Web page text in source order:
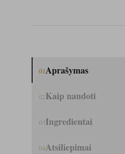
01Aprašymas
02Kaip naudoti
03Ingredientai
04Atsiliepimai